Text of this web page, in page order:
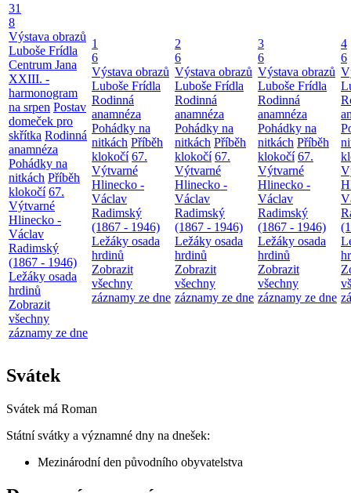
31
8
Výstava obrazů
Luboše Frídla
Centrum Jana
XXIII. -
harmonogram
na srpen Postav
domeček pro
skřítka Rodinná
anamnéza
Pohádky na
nitkách Příběh
klokočí 67.
Výtvarné
Hlinecko -
Václav
Radimský
(1867 - 1946)
Ležáky osada
hrdinů
Zobrazit
všechny
záznamy ze dne
1
6
Výstava obrazů
Luboše Frídla
Rodinná
anamnéza
Pohádky na
nitkách Příběh
klokočí 67.
Výtvarné
Hlinecko -
Václav
Radimský
(1867 - 1946)
Ležáky osada
hrdinů
Zobrazit
všechny
záznamy ze dne
2
6
Výstava obrazů
Luboše Frídla
Rodinná
anamnéza
Pohádky na
nitkách Příběh
klokočí 67.
Výtvarné
Hlinecko -
Václav
Radimský
(1867 - 1946)
Ležáky osada
hrdinů
Zobrazit
všechny
záznamy ze dne
3
6
Výstava obrazů
Luboše Frídla
Rodinná
anamnéza
Pohádky na
nitkách Příběh
klokočí 67.
Výtvarné
Hlinecko -
Václav
Radimský
(1867 - 1946)
Ležáky osada
hrdinů
Zobrazit
všechny
záznamy ze dne
4
6
Svátek
Svátek má Roman
Státní svátky a významné dny na dnešek:
Mezinárodní den původního obyvatelstva